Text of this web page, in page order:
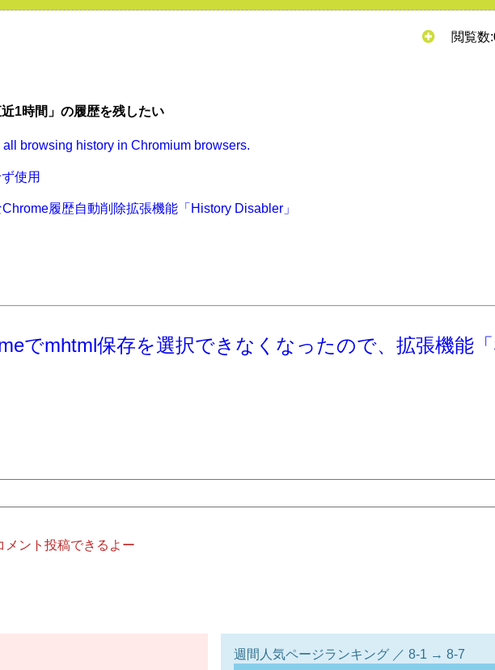
閲覧数:
1時間」の履歴を残したい
browsing history in Chromium browsers.
使用
履歴自動削除拡張機能「History Disabler」
でmhtml保存を選択できなくなったので、拡張機能
メント投稿できるよー
週間人気ページランキング ／ 8-1 → 8-7